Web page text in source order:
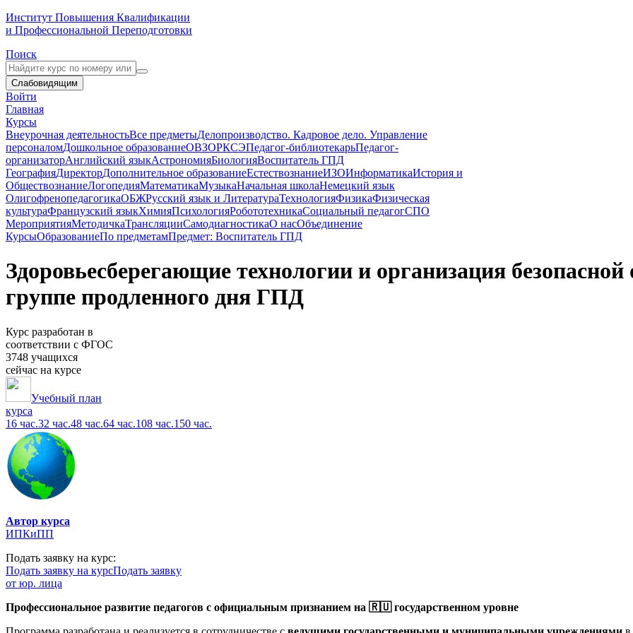
Институт Повышения Квалификации
и Профессиональной Переподготовки
Поиск
Слабовидящим
Войти
Главная
Курсы
Внеурочная деятельностьВсе предметыДелопроизводство. Кадровое дело. Управление
персоналомДошкольное образованиеОВЗОРКСЭПедагог-библиотекарьПедагог-
организаторАнглийский языкАстрономияБиологияВоспитатель ГПД
ГеографияДиректорДополнительное образованиеЕстествознаниеИЗОИнформатикаИстория и
ОбществознаниеЛогопедияМатематикаМузыкаНачальная школаНемецкий язык
ОлигофренопедагогикаОБЖРусский язык и ЛитератураТехнологияФизикаФизическая
культураФранцузский языкХимияПсихологияРобототехникаСоциальный педагогСПО
МероприятияМетодичкаТрансляцииСамодиагностикаО насОбъединение
КурсыОбразованиеПо предметамПредмет: Воспитатель ГПД
Здоровьесберегающие технологии и организация
группе продленного дня ГПД
Курс разработан в
соответствии с ФГОС
3748 учащихся
сейчас на курсе
Учебный план
курса
16 час.32 час.48 час.64 час.108 час.150 час.
Автор курса
ИПКиПП
Подать заявку на курс:
Подать заявку на курсПодать заявку
от юр. лица
Профессиональное развитие педагогов с официальным признанием на 🇷🇺 государственном уровне